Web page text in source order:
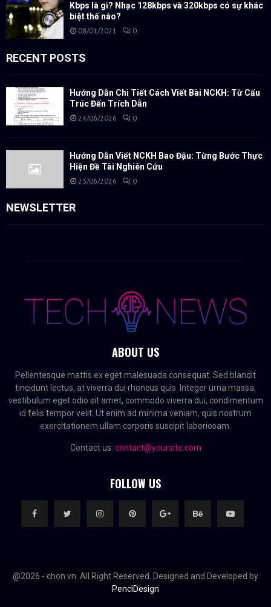
Kbps là gì? Nhạc 128kbps và 320kbps có sự khác
biệt thế nào?
08/01/2021 0
RECENT POSTS
Hướng Dẫn Chi Tiết Cách Viết Bài NCKH: Từ Cấu
Trúc Đến Trích Dẫn
24/06/2026 0
Hướng Dẫn Viết NCKH Bao Đậu: Từng Bước Thực
Hiện Đề Tài Nghiên Cứu
23/06/2026 0
NEWSLETTER
ABOUT US
Pellentesque mattis ex eget malesuada consequat. Sed blandit
tincidunt lectus, at viverra dui rhoncus quis. Integer urna massa,
vestibulum eget odio sit amet, commodo viverra dui, condimentum
id felis tempor velit. Ut enim ad minima veniam, quis nostrum
exercitationem ullam corporis suscipit laboriosam.
Contact us: contact@yoursite.com
FOLLOW US
@2026 - chon.vn. All Right Reserved. Designed and Developed by
PenciDesign